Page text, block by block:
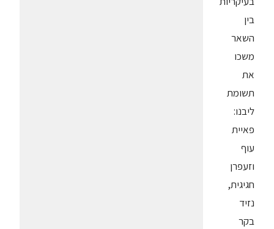
בין
השאר
משכו
את
תשומת
ליבנו:
פאיית
עוף
וזעפרן
חגיגית,
נזיד
בקר